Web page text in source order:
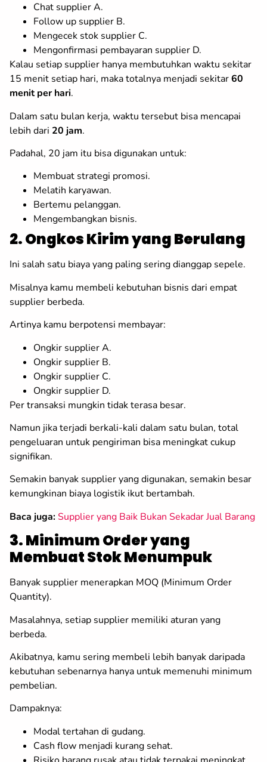
Chat supplier A.
Follow up supplier B.
Mengecek stok supplier C.
Mengonfirmasi pembayaran supplier D.
Kalau setiap supplier hanya membutuhkan waktu sekitar
15 menit setiap hari, maka totalnya menjadi sekitar60
menit per hari.
Dalam satu bulan kerja, waktu tersebut bisa mencapai
lebih dari 20 jam.
Padahal, 20 jam itu bisa digunakan untuk:
Membuat strategi promosi.
Melatih karyawan.
Bertemu pelanggan.
Mengembangkan bisnis.
2. Ongkos Kirim yang Berulang
Ini salah satu biaya yang paling sering dianggap sepele.
Misalnya kamu membeli kebutuhan bisnis dari empat
supplier berbeda.
Artinya kamu berpotensi membayar:
Ongkir supplier A.
Ongkir supplier B.
Ongkir supplier C.
Ongkir supplier D.
Per transaksi mungkin tidak terasa besar.
Namun jika terjadi berkali-kali dalam satu bulan, total
pengeluaran untuk pengiriman bisa meningkat cukup
signifikan.
Semakin banyak supplier yang digunakan, semakin besar
kemungkinan biaya logistik ikut bertambah.
Baca juga:Supplier yang Baik Bukan Sekadar Jual Barang
3. Minimum Order yang
Membuat Stok Menumpuk
Banyak supplier menerapkan MOQ (Minimum Order
Quantity).
Masalahnya, setiap supplier memiliki aturan yang
berbeda.
Akibatnya, kamu sering membeli lebih banyak daripada
kebutuhan sebenarnya hanya untuk memenuhi minimum
pembelian.
Dampaknya:
Modal tertahan di gudang.
Cash flow menjadi kurang sehat.